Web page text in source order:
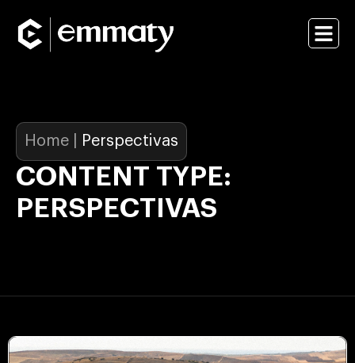
Home Perspectivas
CONTENT TYPE:
PERSPECTIVAS